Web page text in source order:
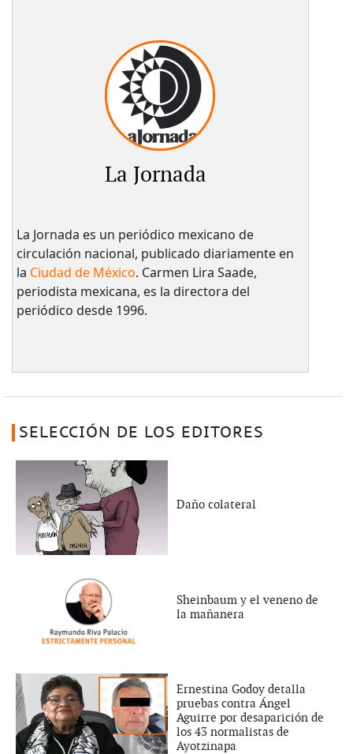
La Jornada
La Jornada es un periódico mexicano de
circulación nacional, publicado diariamente en
la Ciudad de México. Carmen Lira Saade,
periodista mexicana, es la directora del
periódico desde 1996.
SELECCIÓN DE LOS EDITORES
Daño colateral
Sheinbaum y el veneno de
la mañanera
Ernestina Godoy detalla
pruebas contra Ángel
Aguirre por desaparición de
los 43 normalistas de
Ayotzinapa